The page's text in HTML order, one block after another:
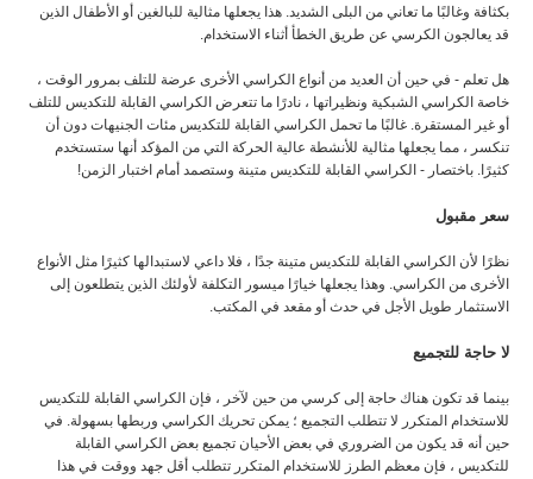
بكثافة وغالبًا ما تعاني من البلى الشديد. هذا يجعلها مثالية للبالغين أو الأطفال الذين
قد يعالجون الكرسي عن طريق الخطأ أثناء الاستخدام.
هل تعلم - في حين أن العديد من أنواع الكراسي الأخرى عرضة للتلف بمرور الوقت ،
خاصة الكراسي الشبكية ونظيراتها ، نادرًا ما تتعرض الكراسي القابلة للتكديس للتلف
أو غير المستقرة. غالبًا ما تحمل الكراسي القابلة للتكديس مئات الجنيهات دون أن
تنكسر ، مما يجعلها مثالية للأنشطة عالية الحركة التي من المؤكد أنها ستستخدم
كثيرًا. باختصار - الكراسي القابلة للتكديس متينة وستصمد أمام اختبار الزمن!
سعر مقبول
نظرًا لأن الكراسي القابلة للتكديس متينة جدًا ، فلا داعي لاستبدالها كثيرًا مثل الأنواع
الأخرى من الكراسي. وهذا يجعلها خيارًا ميسور التكلفة لأولئك الذين يتطلعون إلى
الاستثمار طويل الأجل في حدث أو مقعد في المكتب.
لا حاجة للتجميع
بينما قد تكون هناك حاجة إلى كرسي من حين لآخر ، فإن الكراسي القابلة للتكديس
للاستخدام المتكرر لا تتطلب التجميع ؛ يمكن تحريك الكراسي وربطها بسهولة. في
حين أنه قد يكون من الضروري في بعض الأحيان تجميع بعض الكراسي القابلة
للتكديس ، فإن معظم الطرز للاستخدام المتكرر تتطلب أقل جهد ووقت في هذا